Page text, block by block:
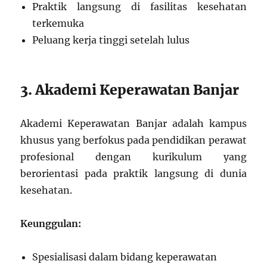
Praktik langsung di fasilitas kesehatan
terkemuka
Peluang kerja tinggi setelah lulus
3. Akademi Keperawatan Banjar
Akademi Keperawatan Banjar adalah kampus
khusus yang berfokus pada pendidikan perawat
profesional dengan kurikulum yang
berorientasi pada praktik langsung di dunia
kesehatan.
Keunggulan:
Spesialisasi dalam bidang keperawatan